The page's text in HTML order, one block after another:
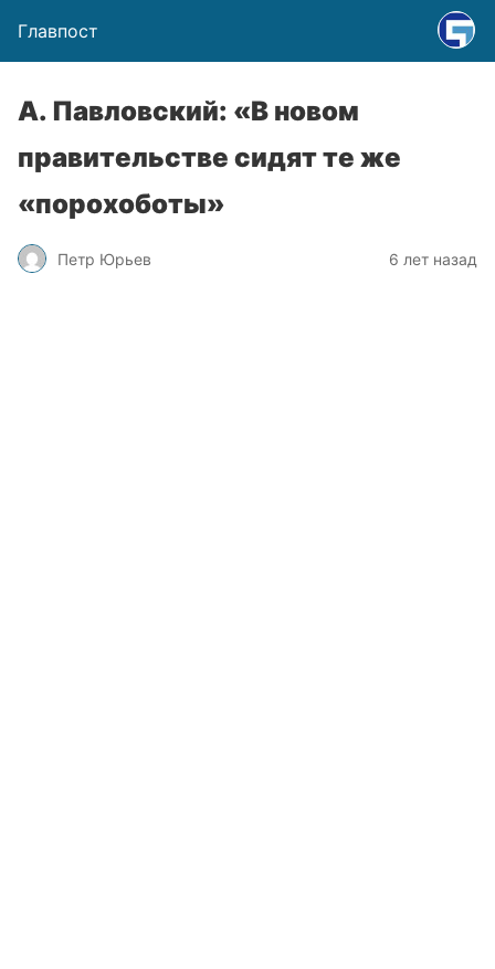
Главпост
А. Павловский: «В новом
правительстве сидят те же
«порохоботы»
Петр Юрьев 6 лет назад